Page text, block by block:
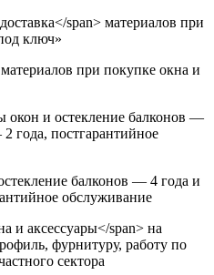
материалов при покупке окна и
балконов — 4 года и
обслуживание